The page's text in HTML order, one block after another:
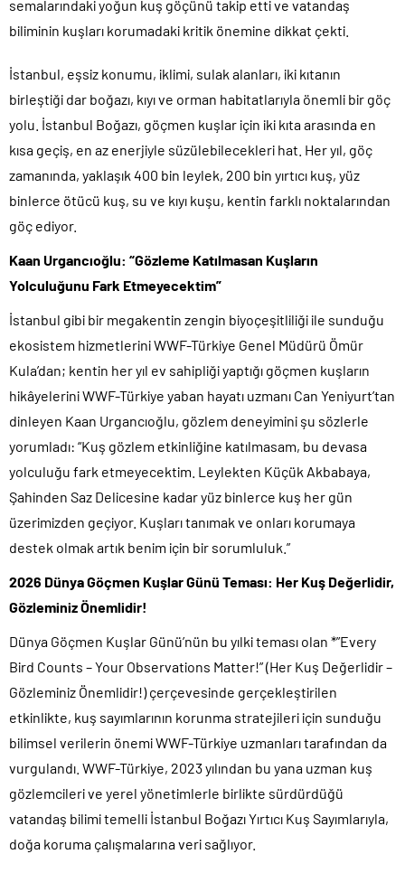
semalarındaki yoğun kuş göçünü takip etti ve vatandaş
biliminin kuşları korumadaki kritik önemine dikkat çekti.
İstanbul, eşsiz konumu, iklimi, sulak alanları, iki kıtanın
birleştiği dar boğazı, kıyı ve orman habitatlarıyla önemli bir göç
yolu. İstanbul Boğazı, göçmen kuşlar için iki kıta arasında en
kısa geçiş, en az enerjiyle süzülebilecekleri hat. Her yıl, göç
zamanında, yaklaşık 400 bin leylek, 200 bin yırtıcı kuş, yüz
binlerce ötücü kuş, su ve kıyı kuşu, kentin farklı noktalarından
göç ediyor.
Kaan Urgancıoğlu: “Gözleme Katılmasan Kuşların
Yolculuğunu Fark Etmeyecektim”
İstanbul gibi bir megakentin zengin biyoçeşitliliği ile sunduğu
ekosistem hizmetlerini WWF-Türkiye Genel Müdürü Ömür
Kula’dan; kentin her yıl ev sahipliği yaptığı göçmen kuşların
hikâyelerini WWF-Türkiye yaban hayatı uzmanı Can Yeniyurt’tan
dinleyen Kaan Urgancıoğlu, gözlem deneyimini şu sözlerle
yorumladı: “Kuş gözlem etkinliğine katılmasam, bu devasa
yolculuğu fark etmeyecektim. Leylekten Küçük Akbabaya,
Şahinden Saz Delicesine kadar yüz binlerce kuş her gün
üzerimizden geçiyor. Kuşları tanımak ve onları korumaya
destek olmak artık benim için bir sorumluluk.”
2026 Dünya Göçmen Kuşlar Günü Teması: Her Kuş Değerlidir,
Gözleminiz Önemlidir!
Dünya Göçmen Kuşlar Günü’nün bu yılki teması olan *”Every
Bird Counts – Your Observations Matter!” (Her Kuş Değerlidir –
Gözleminiz Önemlidir!) çerçevesinde gerçekleştirilen
etkinlikte, kuş sayımlarının korunma stratejileri için sunduğu
bilimsel verilerin önemi WWF-Türkiye uzmanları tarafından da
vurgulandı. WWF-Türkiye, 2023 yılından bu yana uzman kuş
gözlemcileri ve yerel yönetimlerle birlikte sürdürdüğü
vatandaş bilimi temelli İstanbul Boğazı Yırtıcı Kuş Sayımlarıyla,
doğa koruma çalışmalarına veri sağlıyor.